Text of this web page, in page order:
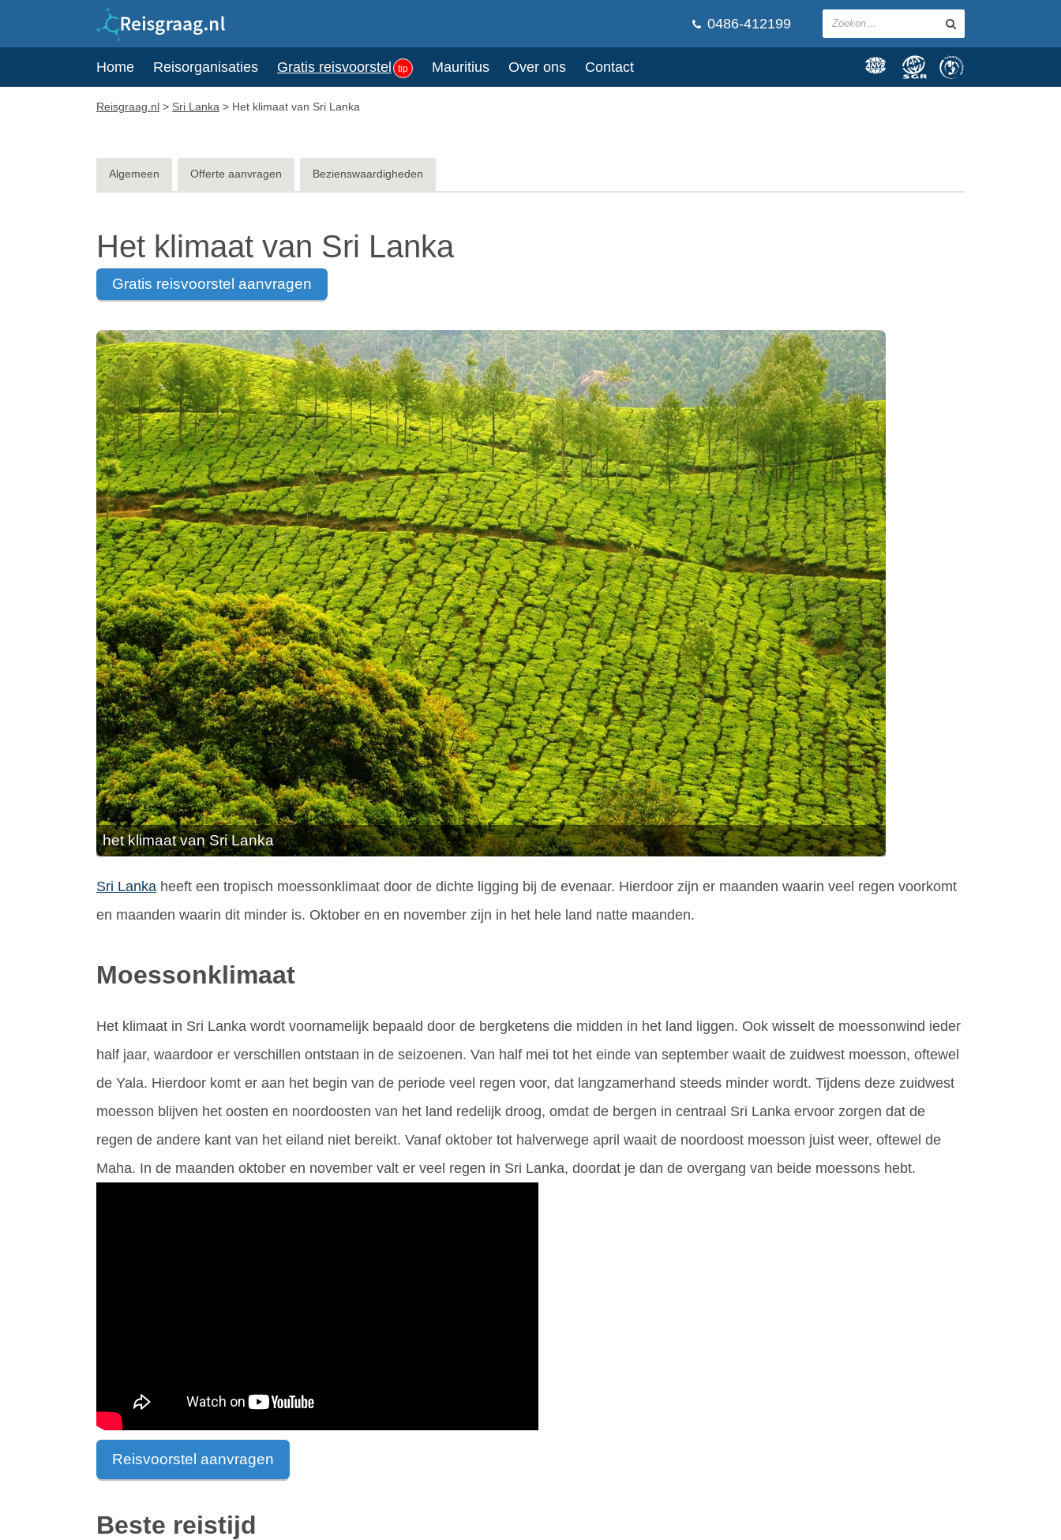
0486-412199
Home Reisorganisaties Gratis reisvoorstel tip Mauritius Over ons Contact
Reisgraag.nl > Sri Lanka > Het klimaat van Sri Lanka
Algemeen Offerte aanvragen Bezienswaardigheden
Het klimaat van Sri Lanka
gratis reisvoorstel aanvragen
het klimaat van Sri Lanka
Sri Lanka heeft een tropisch moessonklimaat door de dichte ligging bij de evenaar. Hierdoor zijn er maanden waarin veel regen voorkomt
en maanden waarin dit minder is. Oktober en en november zijn in het hele land natte maanden.
Moessonklimaat
Het klimaat in Sri Lanka wordt voornamelijk bepaald door de bergketens die midden in het land liggen. Ook wisselt de moessonwind ieder
half jaar, waardoor er verschillen ontstaan in de seizoenen. Van half mei tot het einde van september waait de zuidwest moesson, oftewel
de Yala. Hierdoor komt er aan het begin van de periode veel regen voor, dat langzamerhand steeds minder wordt. Tijdens deze zuidwest
moesson blijven het oosten en noordoosten van het land redelijk droog, omdat de bergen in centraal Sri Lanka ervoor zorgen dat de
regen de andere kant van het eiland niet bereikt. Vanaf oktober tot halverwege april waait de noordoost moesson juist weer, oftewel de
Maha. In de maanden oktober en november valt er veel regen in Sri Lanka, doordat je dan de overgang van beide moessons hebt.
Reisvoorstel aanvragen
Beste reistijd